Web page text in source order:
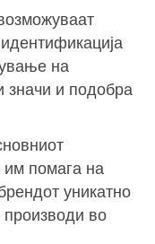
на
значи и подобра
им помага на
уникатно
во